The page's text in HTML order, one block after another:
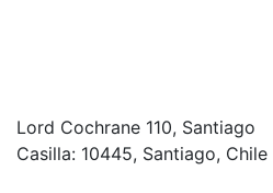
Lord Cochrane 110, Santiago
Casilla: 10445, Santiago, Chile